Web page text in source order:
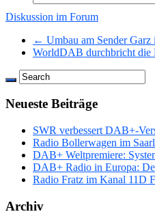
Diskussion im Forum
← Umbau am Sender
WorldDAB durchbricht
Neueste Beiträge
SWR verbessert DAB+-
Radio Bollerwagen im
DAB+ Weltpremiere:
DAB+ Radio in Europa:
Radio Fratz im Kanal 11D
Archiv